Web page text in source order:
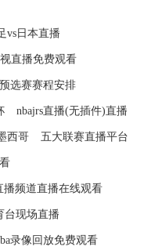
vs日本直播
直播免费观看
选赛赛程安排
nbajrs直播(无插件)直播
西哥 五大联赛直播平台
播频道直播在线观看
台现场直播
录像回放免费观看